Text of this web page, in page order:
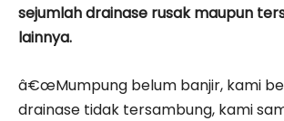
sejumlah drainase rusak maupun
lainnya.
â€œMumpung belum banjir, kami
drainase tidak tersambung, kami